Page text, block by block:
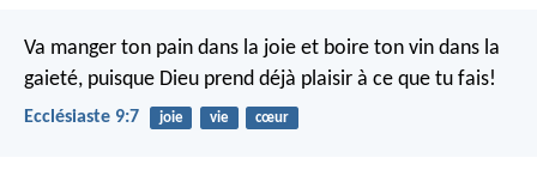
Va manger ton pain dans la joie et boire ton vin dans la
gaieté, puisque Dieu prend déjà plaisir à ce que tu fais!
Ecclésiaste 9:7 joie vie cœur